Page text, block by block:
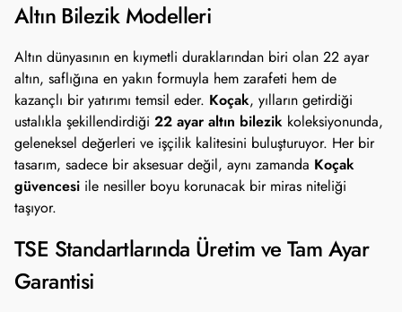
Altın Bilezik Modelleri
Altın dünyasının en kıymetli duraklarından biri olan 22 ayar
altın, saflığına en yakın formuyla hem zarafeti hem de
kazançlı bir yatırımı temsil eder. Koçak, yılların getirdiği
ustalıkla şekillendirdiği 22 ayar altın bilezik koleksiyonunda,
geleneksel değerleri ve işçilik kalitesini buluşturuyor. Her bir
tasarım, sadece bir aksesuar değil, aynı zamanda Koçak
güvencesi ile nesiller boyu korunacak bir miras niteliği
taşıyor.
TSE Standartlarında Üretim ve Tam Ayar
Garantisi